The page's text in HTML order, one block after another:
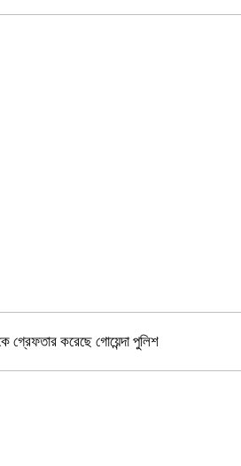
গ্রেফতার করেছে গোয়েন্দা পুলিশ